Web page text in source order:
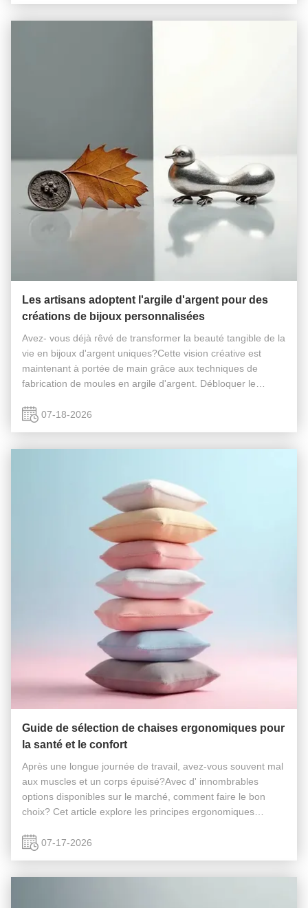
Les artisans adoptent l'argile d'argent pour des
créations de bijoux personnalisées
Avez- vous déjà rêvé de transformer la beauté tangible de la
vie en bijoux d'argent uniques?Cette vision créative est
maintenant à portée de main grâce aux techniques de
fabrication de moules en argile d'argent. Débloquer le
servent de ...
07-18-2026
Guide de sélection de chaises ergonomiques pour
la santé et le confort
Après une longue journée de travail, avez-vous souvent mal
aux muscles et un corps épuisé?Avec d' innombrables
options disponibles sur le marché, comment faire le bon
choix? Cet article explore les principes ergonomiques
complet pour diff...
07-17-2026